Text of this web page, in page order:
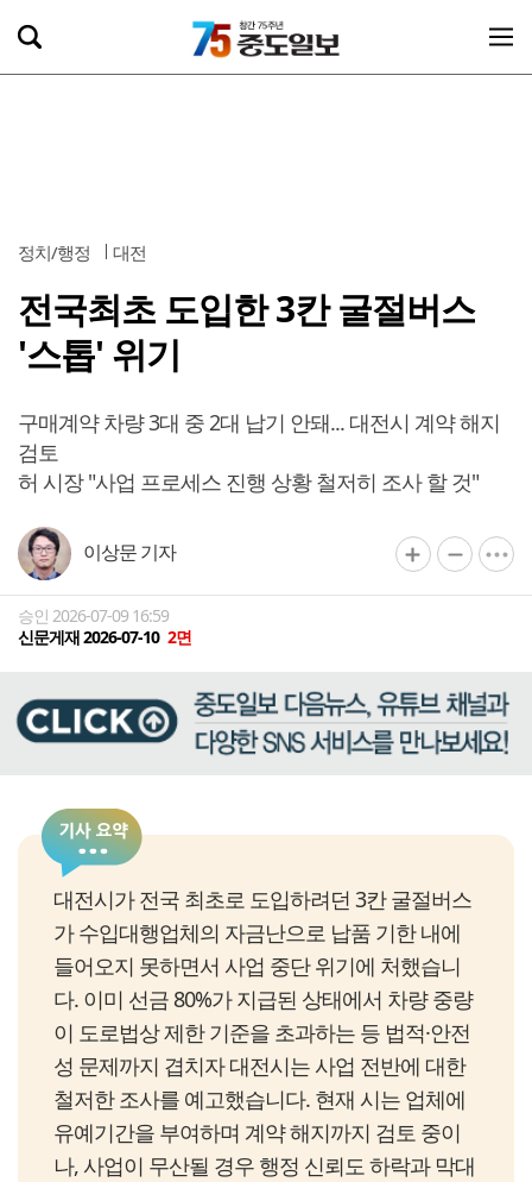
정치/행정 대전
전국최초 도입한 3칸 굴절버스
'스톱' 위기
구매계약 차량 3대 중 2대 납기 안돼... 대전시 계약 해지
검토
허 시장 "사업 프로세스 진행 상황 철저히 조사 할 것"
이상문 기자
승인 2026-07-09 16:59
신문게재 2026-07-10 2면
대전시가 전국 최초로 도입하려던 3칸 굴절버스
가 수입대행업체의 자금난으로 납품 기한 내에
들어오지 못하면서 사업 중단 위기에 처했습니
다. 이미 선금 80%가 지급된 상태에서 차량 중량
이 도로법상 제한 기준을 초과하는 등 법적·안전
성 문제까지 겹치자 대전시는 사업 전반에 대한
철저한 조사를 예고했습니다. 현재 시는 업체에
유예기간을 부여하며 계약 해지까지 검토 중이
나, 사업이 무산될 경우 행정 신뢰도 하락과 막대